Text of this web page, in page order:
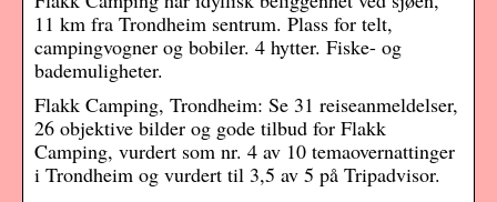
11 km fra Trondheim sentrum. Plass for telt,
campingvogner og bobiler. 4 hytter. Fiske- og
bademuligheter.
Flakk Camping, Trondheim: Se 31 reiseanmeldelser,
26 objektive bilder og gode tilbud for Flakk
Camping, vurdert som nr. 4 av 10 temaovernattinger
i Trondheim og vurdert til 3,5 av 5 på Tripadvisor.